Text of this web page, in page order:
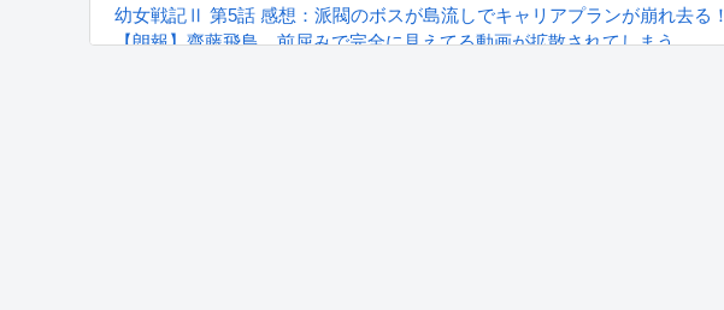
幼女戦記Ⅱ 第5話 感想：派閥のボスが島流しでキャリアプランが崩れ去る！
【朗報】齋藤飛鳥、前屈みで完全に見えてる動画が拡散されてしまう…